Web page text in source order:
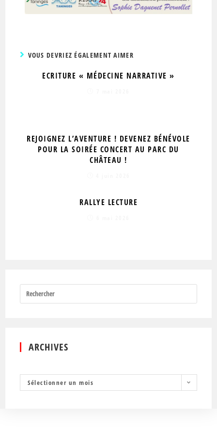
VOUS DEVRIEZ ÉGALEMENT AIMER
ECRITURE « MÉDECINE NARRATIVE »
REJOIGNEZ L’AVENTURE ! DEVENEZ BÉNÉVOLE
POUR LA SOIRÉE CONCERT AU PARC DU
CHÂTEAU !
RALLYE LECTURE
ARCHIVES
Sélectionner un mois